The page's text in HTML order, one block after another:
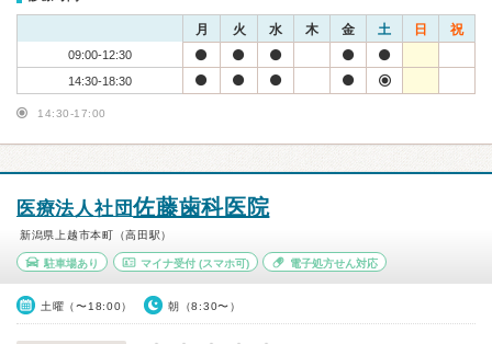
月 火 水 木 金 土 日 祝
09:00-12:30
14:30-18:30
14:30-17:00
医療法人社団佐藤歯科医院
新潟県上越市本町（高田駅）
駐車場あり マイナ受付(スマホ可) 電子処方せん対応
土曜（〜18:00） 朝（8:30〜）